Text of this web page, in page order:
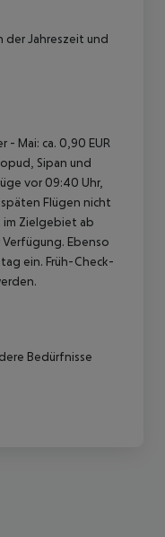
Jahreszeit und
Mai: ca. 0,90 EUR
Sipan und
vor 09:40 Uhr,
Flügen nicht
im Zielgebiet ab
Ebenso
ein. Früh-Check-
Bedürfnisse